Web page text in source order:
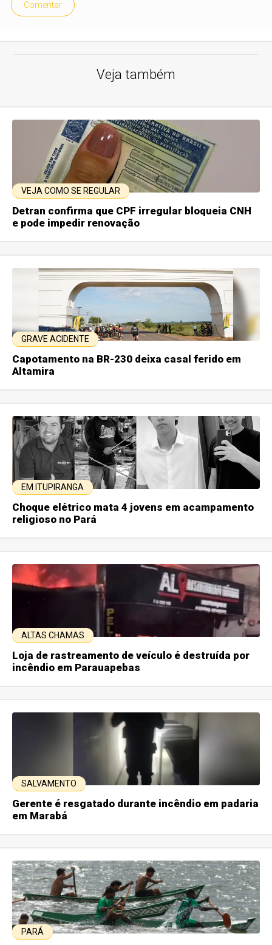
Comentar
Veja também
VEJA COMO SE REGULAR
Detran confirma que CPF irregular bloqueia CNH
e pode impedir renovação
GRAVE ACIDENTE
Capotamento na BR-230 deixa casal ferido em
Altamira
EM ITUPIRANGA
Choque elétrico mata 4 jovens em acampamento
religioso no Pará
ALTAS CHAMAS
Loja de rastreamento de veículo é destruída por
incêndio em Parauapebas
SALVAMENTO
Gerente é resgatado durante incêndio em padaria
em Marabá
PARÁ